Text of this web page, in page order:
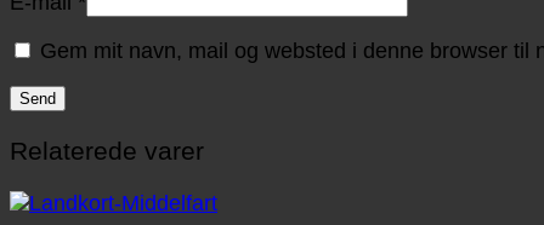
Gem mit navn, mail og websted i denne browser til
Relaterede varer